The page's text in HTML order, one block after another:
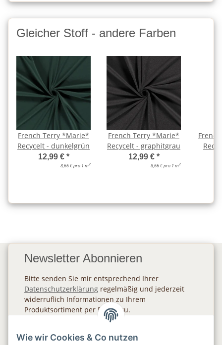
Gleicher Stoff - andere Farben
French Terry *Marie*
Recycelt - dunkelgrün
12,99 € *
8,66 € pro 1 m2
French Terry *Marie*
Recycelt - graphitgrau
12,99 € *
8,66 € pro 1 m2
Newsletter Abonnieren
Bitte senden Sie mir entsprechend Ihrer
Datenschutzerklärung regelmäßig und jederzeit
widerruflich Informationen zu Ihrem
Produktsortiment per E-Mail zu.
Wie wir Cookies & Co nutzen